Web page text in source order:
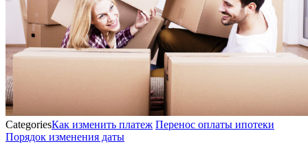
CategoriesКак изменить платеж Перенос оплаты ипотеки
Порядок изменения даты